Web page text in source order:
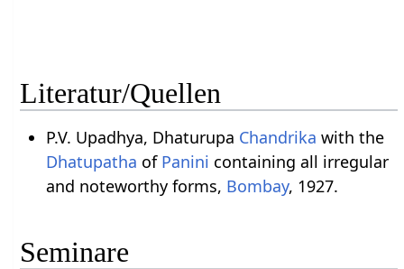
Literatur/Quellen
P.V. Upadhya, Dhaturupa Chandrika with the
Dhatupatha of Panini containing all irregular
and noteworthy forms, Bombay, 1927.
Seminare